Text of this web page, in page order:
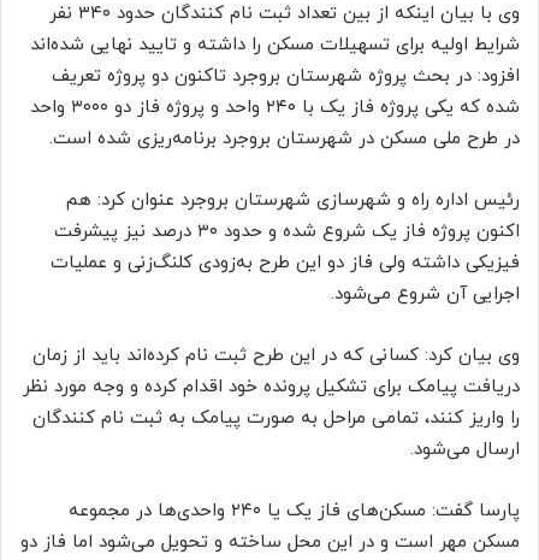
وی با بیان اینکه از بین تعداد ثبت نام کنندگان حدود ۳۴۰ نفر
شرایط اولیه برای تسهیلات مسکن را داشته و تایید نهایی شده‌اند
افزود: در بحث پروژه شهرستان بروجرد تاکنون دو پروژه تعریف
شده که یکی پروژه فاز یک با ۲۴۰ واحد و پروژه فاز دو ۳۰۰۰ واحد
در طرح ملی مسکن در شهرستان بروجرد برنامه‌ریزی شده است.
رئیس اداره راه و شهرسازی شهرستان بروجرد عنوان کرد: هم
اکنون پروژه فاز یک شروع شده و حدود ۳۰ درصد نیز پیشرفت
فیزیکی داشته ولی فاز دو این طرح به‌زودی کلنگ‌زنی و عملیات
اجرایی آن شروع می‌شود.
وی بیان کرد: کسانی که در این طرح ثبت نام کرده‌اند باید از زمان
دریافت پیامک برای تشکیل پرونده خود اقدام کرده و وجه مورد نظر
را واریز کنند، تمامی مراحل به صورت پیامک به ثبت نام کنندگان
ارسال می‌شود.
پارسا گفت: مسکن‌های فاز یک یا ۲۴۰ واحدی‌ها در مجموعه
مسکن مهر است و در این محل ساخته و تحویل می‌شود اما فاز دو